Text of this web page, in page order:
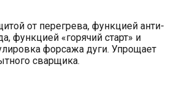
от перегрева, функцией анти-
функцией «горячий старт» и
форсажа дуги. Упрощает
сварщика.